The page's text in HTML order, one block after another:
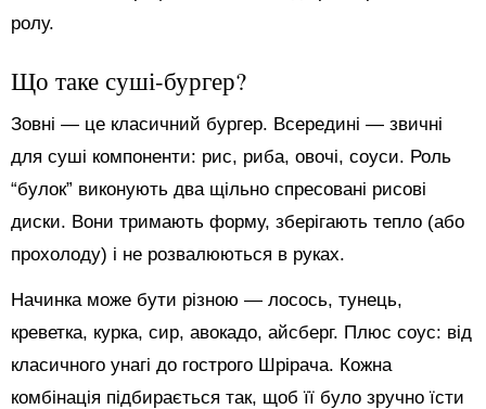
ролу.
Що таке суші-бургер?
Зовні — це класичний бургер. Всередині — звичні
для суші компоненти: рис, риба, овочі, соуси. Роль
“булок” виконують два щільно спресовані рисові
диски. Вони тримають форму, зберігають тепло (або
прохолоду) і не розвалюються в руках.
Начинка може бути різною — лосось, тунець,
креветка, курка, сир, авокадо, айсберг. Плюс соус: від
класичного унагі до гострого Шрірача. Кожна
комбінація підбирається так, щоб її було зручно їсти